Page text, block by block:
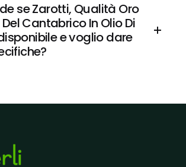
se Zarotti, Qualità Oro
Cantabrico In Olio Di
e voglio dare